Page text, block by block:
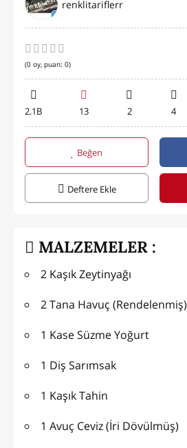
renklitariflerr
(0 oy, puan: 0)
2.1B 13 2 4
Beğen
Deftere Ekle
MALZEMELER :
2 Kaşık Zeytinyağı
2 Tana Havuç (Rendelenmiş)
1 Kase Süzme Yoğurt
1 Diş Sarımsak
1 Kaşık Tahin
1 Avuç Ceviz (İri Dövülmüş)